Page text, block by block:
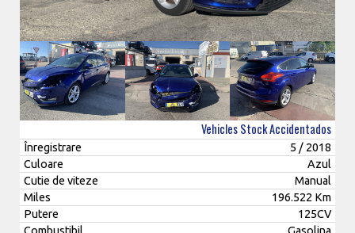
Vehicles Stock Accidentados
Înregistrare
5 / 2018
Culoare
Azul
Cutie de viteze
Manual
Miles
196.522 Km
Putere
125CV